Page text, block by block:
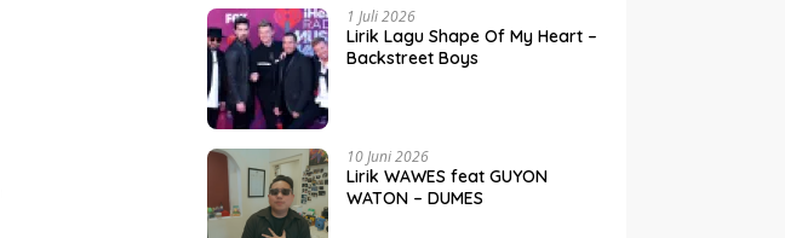
1 Juli 2026
Lirik Lagu Shape Of My Heart –
Backstreet Boys
10 Juni 2026
Lirik WAWES feat GUYON
WATON – DUMES